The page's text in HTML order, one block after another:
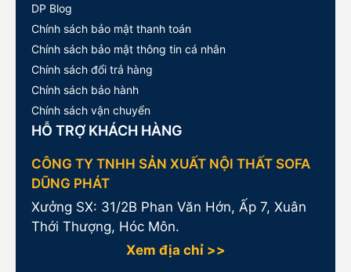
DP Blog
Chính sách bảo mật thanh toán
Chính sách bảo mật thông tin cá nhân
Chính sách đổi trả hàng
Chính sách bảo hành
Chính sách vận chuyển
HỖ TRỢ KHÁCH HÀNG
CÔNG TY TNHH SẢN XUẤT NỘI THẤT SOFA
DŨNG PHÁT
Xưởng SX: 31/2B Phan Văn Hớn, Ấp 7, Xuân
Thới Thượng, Hóc Môn.
Xem địa chỉ >>